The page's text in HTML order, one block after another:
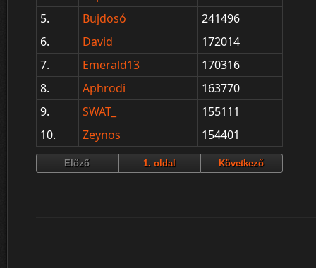
5.
Bujdosó
241496
6.
David
172014
7.
Emerald13
170316
8.
Aphrodi
163770
9.
SWAT_
155111
10.
Zeynos 154401